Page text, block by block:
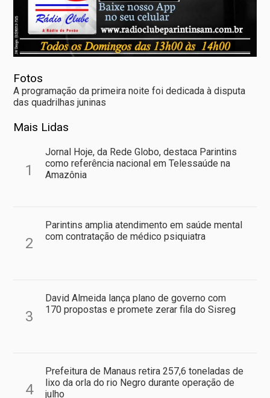
Fotos
A programação da primeira noite foi dedicada à disputa
das quadrilhas juninas
Mais Lidas
1
Jornal Hoje, da Rede Globo, destaca Parintins
como referência nacional em Telessaúde na
Amazônia
2
Parintins amplia atendimento em saúde mental
com contratação de médico psiquiatra
3
David Almeida lança plano de governo com
170 propostas e promete zerar fila do Sisreg
4
Prefeitura de Manaus retira 257,6 toneladas de
lixo da orla do rio Negro durante operação de
julho